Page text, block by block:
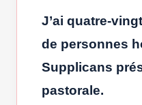
J’ai quatre-
de personnes
Supplicans
pastorale.